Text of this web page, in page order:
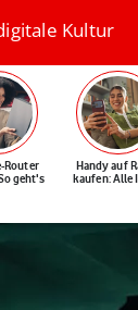
Kultur
Router
geht's
Handy auf
kaufen: Alle